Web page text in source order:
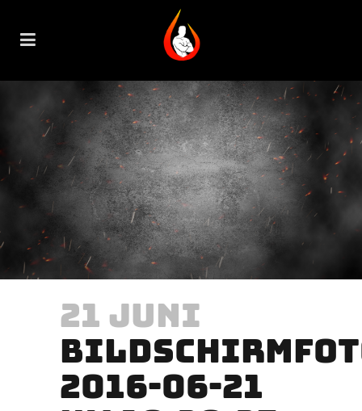
21 JUNI
2016-06-21